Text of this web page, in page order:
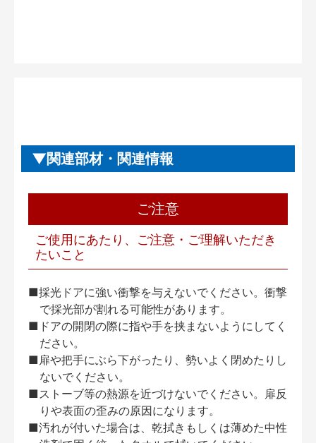
関連部材・関連情報
ご注意
ご使用にあたり、ご注意・ご理解いただき
たいこと
■採光ドアに強い衝撃を与えないでください。衝撃
で採光部が割れる可能性があります。
■ドアの開閉の際に指や手を挟まないようにしてく
ださい。
■扉や把手にぶら下がったり、勢いよく閉めたりし
ないでください。
■ストーブ等の熱源を近づけないでください。扉反
りや表面の歪みの原因になります。
■汚れが付いた場合は、乾拭きもしくは薄めた中性